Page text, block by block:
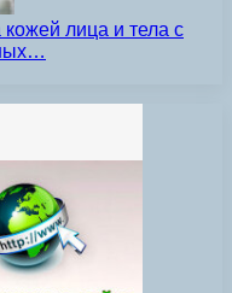
лица и тела с